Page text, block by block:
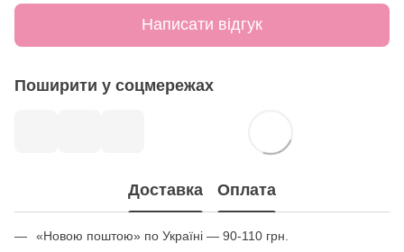
Написати відгук
Поширити у соцмережах
Доставка Оплата
«Новою поштою» по Україні — 90-110 грн.